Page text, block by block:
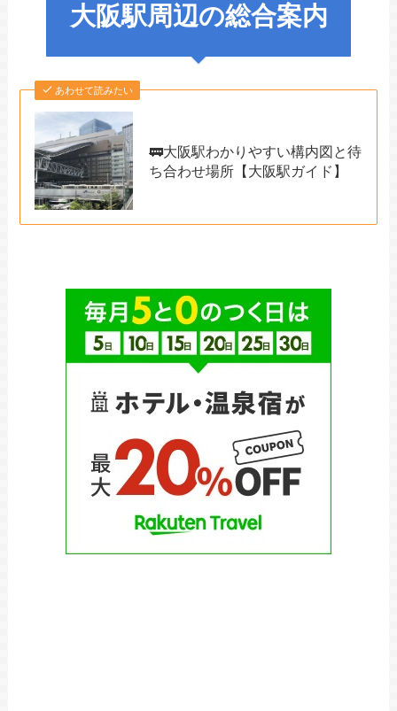
大阪駅周辺の総合案内
あわせて読みたい
🚃大阪駅わかりやすい構内図と待
ち合わせ場所【大阪駅ガイド】